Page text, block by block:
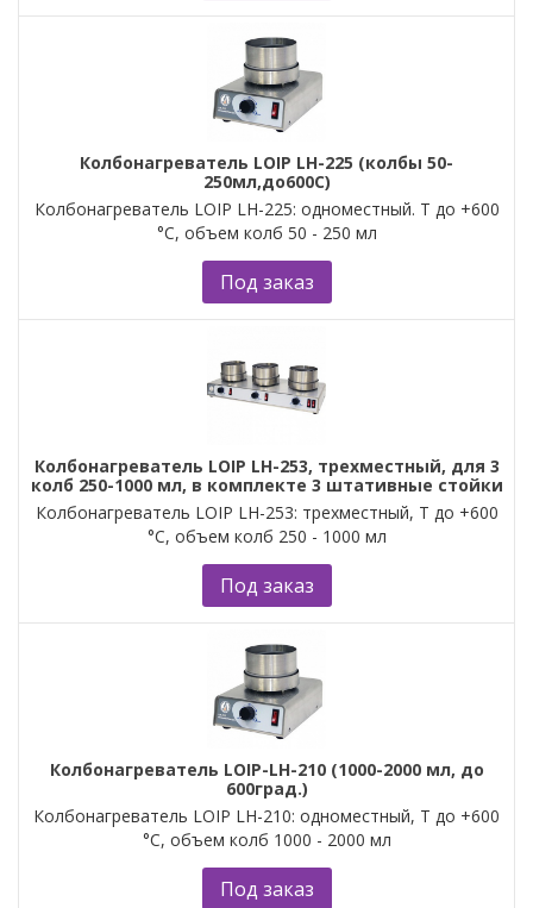
Колбонагреватель LOIP LH-225 (колбы 50-
250мл,до600С)
Колбонагреватель LOIP LH-225: одноместный. Т до +600
°С, объем колб 50 - 250 мл
Под заказ
Колбонагреватель LOIP LH-253, трехместный, для 3
колб 250-1000 мл, в комплекте 3 штативные стойки
Колбонагреватель LOIP LH-253: трехместный, Т до +600
°С, объем колб 250 - 1000 мл
Под заказ
Колбонагреватель LOIP-LH-210 (1000-2000 мл, до
600град.)
Колбонагреватель LOIP LH-210: одноместный, Т до +600
°С, объем колб 1000 - 2000 мл
Под заказ